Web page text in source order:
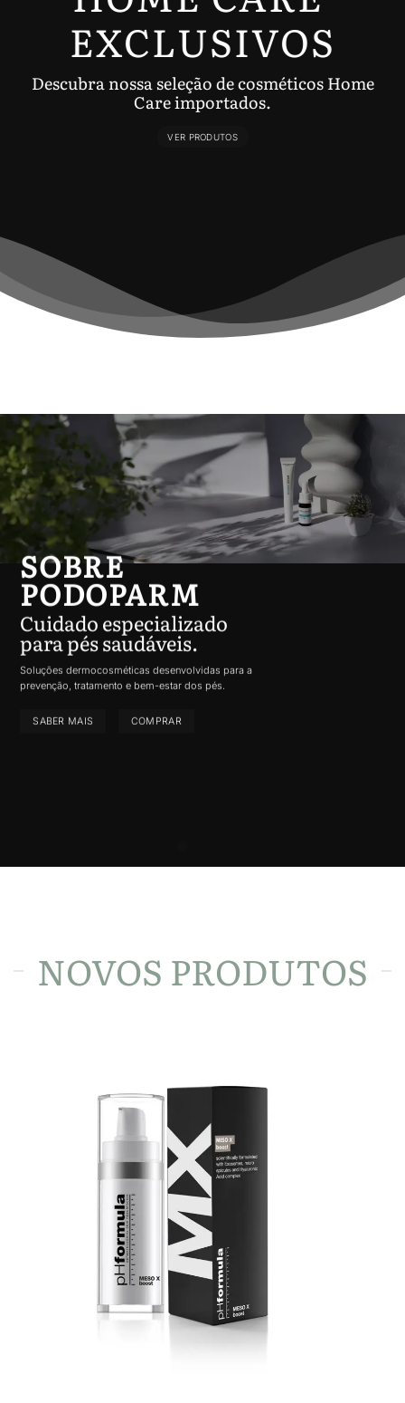
EXCLUSIVOS
Descubra nossa seleção de cosméticos Home
Care importados.
VER PRODUTOS
SOBRE
PODOPARM
Cuidado especializado
para pés saudáveis.
Soluções dermocosméticas desenvolvidas para a
prevenção, tratamento e bem-estar dos pés.
SABER MAIS COMPRAR
NOVOS PRODUTOS
MESO X boost